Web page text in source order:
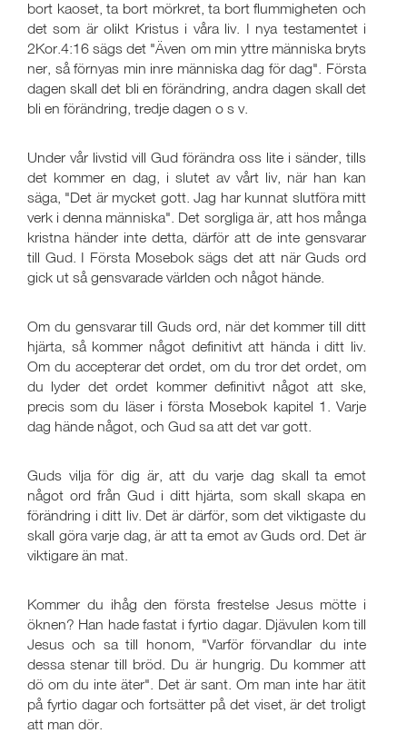
bort kaoset, ta bort mörkret, ta bort flummigheten och
det som är olikt Kristus i våra liv. I nya testamentet i
2Kor.4:16 sägs det "Även om min yttre människa bryts
ner, så förnyas min inre människa dag för dag". Första
dagen skall det bli en förändring, andra dagen skall det
bli en förändring, tredje dagen o s v.
Under vår livstid vill Gud förändra oss lite i sänder, tills
det kommer en dag, i slutet av vårt liv, när han kan
säga, "Det är mycket gott. Jag har kunnat slutföra mitt
verk i denna människa". Det sorgliga är, att hos många
kristna händer inte detta, därför att de inte gensvarar
till Gud. I Första Mosebok sägs det att när Guds ord
gick ut så gensvarade världen och något hände.
Om du gensvarar till Guds ord, när det kommer till ditt
hjärta, så kommer något definitivt att hända i ditt liv.
Om du accepterar det ordet, om du tror det ordet, om
du lyder det ordet kommer definitivt något att ske,
precis som du läser i första Mosebok kapitel 1. Varje
dag hände något, och Gud sa att det var gott.
Guds vilja för dig är, att du varje dag skall ta emot
något ord från Gud i ditt hjärta, som skall skapa en
förändring i ditt liv. Det är därför, som det viktigaste du
skall göra varje dag, är att ta emot av Guds ord. Det är
viktigare än mat.
Kommer du ihåg den första frestelse Jesus mötte i
öknen? Han hade fastat i fyrtio dagar. Djävulen kom till
Jesus och sa till honom, "Varför förvandlar du inte
dessa stenar till bröd. Du är hungrig. Du kommer att
dö om du inte äter". Det är sant. Om man inte har ätit
på fyrtio dagar och fortsätter på det viset, är det troligt
att man dör.